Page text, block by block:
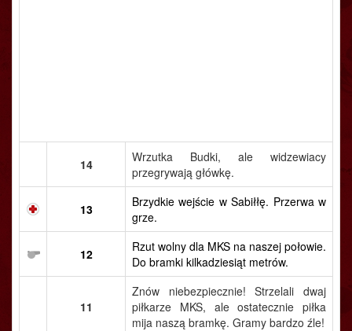
14
Wrzutka Budki, ale widzewiacy
przegrywają główkę.
13
Brzydkie wejście w Sabiłłę. Przerwa w
grze.
12
Rzut wolny dla MKS na naszej połowie.
Do bramki kilkadziesiąt metrów.
11
Znów niebezpiecznie! Strzelali dwaj
piłkarze MKS, ale ostatecznie piłka
mija naszą bramkę. Gramy bardzo źle!